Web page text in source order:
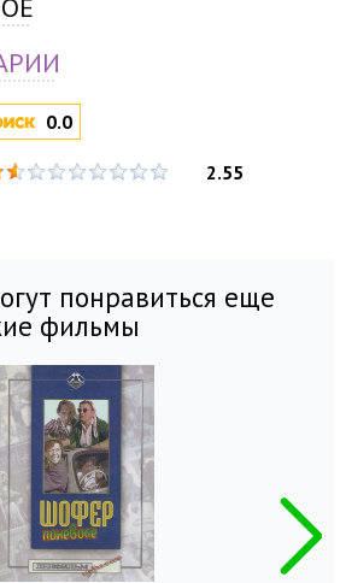
0.0
2.55
понравиться еще
фильмы